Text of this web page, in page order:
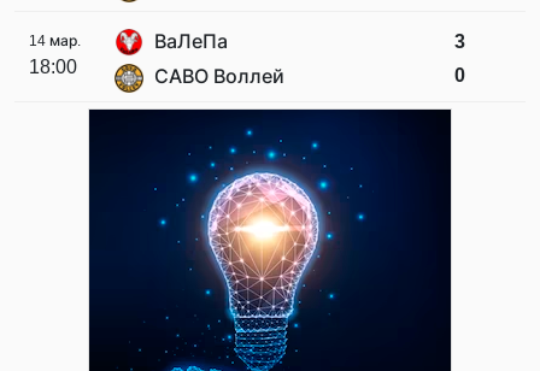
14 мар.
18:00
ВаЛеПа
САВО Воллей
3
0